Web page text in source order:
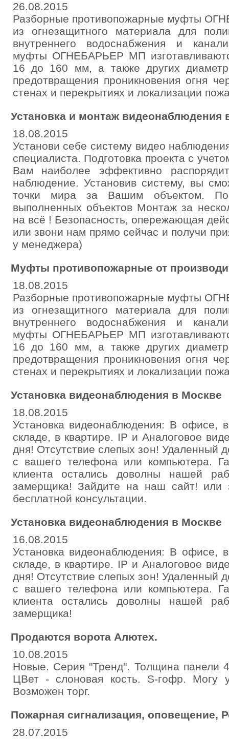
26.08.2015
Разборные противопожарные муфты
из огнезащитного материала для
внутреннего водоснабжения и
муфты ОГНЕБАРЬЕР МП
16 до 160 мм, а также других
предотвращения проникновения огня
стенах и перекрытиях и локализации
Установка и монтаж видеонаблюдения
18.08.2015
Установи себе систему видео
специалиста. Подготовка проекта с
Вам наиболее эффективно
наблюдение. Установив систему, вы
точки мира за Вашим объектом.
выполненных объектов Монтаж за
на всё ! Безопасность, опережающая
или звони нам прямо сейчас и получи
у менеджера)
Муфты противопожарные от
18.08.2015
Разборные противопожарные муфты
из огнезащитного материала для
внутреннего водоснабжения и
муфты ОГНЕБАРЬЕР МП
16 до 160 мм, а также других
предотвращения проникновения огня
стенах и перекрытиях и локализации
Установка видеонаблюдения в Москве
18.08.2015
Установка видеонаблюдения: В офисе,
складе, в квартире. IP и Аналоговое
дня! Отсутствие слепых зон! Удаленный
с вашего телефона или компьютера.
клиента остались доволны нашей
замерщика! Зайдите на наш сайт! или
бесплатной консультации.
Установка видеонаблюдения в Москве
16.08.2015
Установка видеонаблюдения: В офисе,
складе, в квартире. IP и Аналоговое
дня! Отсутствие слепых зон! Удаленный
с вашего телефона или компьютера.
клиента остались доволны нашей
замерщика!
Продаются ворота Алютех.
10.08.2015
Новые. Серия "Тренд". Толщина панели
ЦВет - слоновая кость. S-гофр. Могу
Возможен торг.
Пожарная сигнализация, оповещение,
28.07.2015